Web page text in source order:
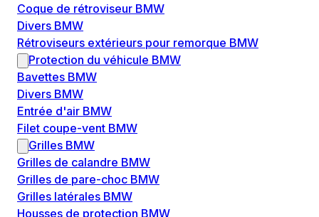
Coque de rétroviseur BMW
Divers BMW
Rétroviseurs extérieurs pour remorque BMW
Protection du véhicule BMW
Bavettes BMW
Divers BMW
Entrée d'air BMW
Filet coupe-vent BMW
Grilles BMW
Grilles de calandre BMW
Grilles de pare-choc BMW
Grilles latérales BMW
Housses de protection BMW